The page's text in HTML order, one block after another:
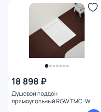
18 898 ₽
Душевой поддон
прямоугольный RGW TMC-W